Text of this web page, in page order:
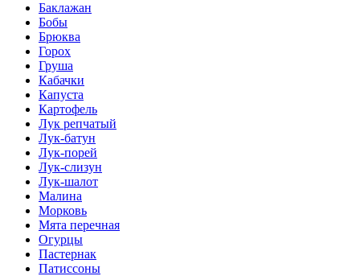
Баклажан
Бобы
Брюква
Горох
Груша
Кабачки
Капуста
Картофель
Лук репчатый
Лук-батун
Лук-порей
Лук-слизун
Лук-шалот
Малина
Морковь
Мята перечная
Огурцы
Пастернак
Патиссоны